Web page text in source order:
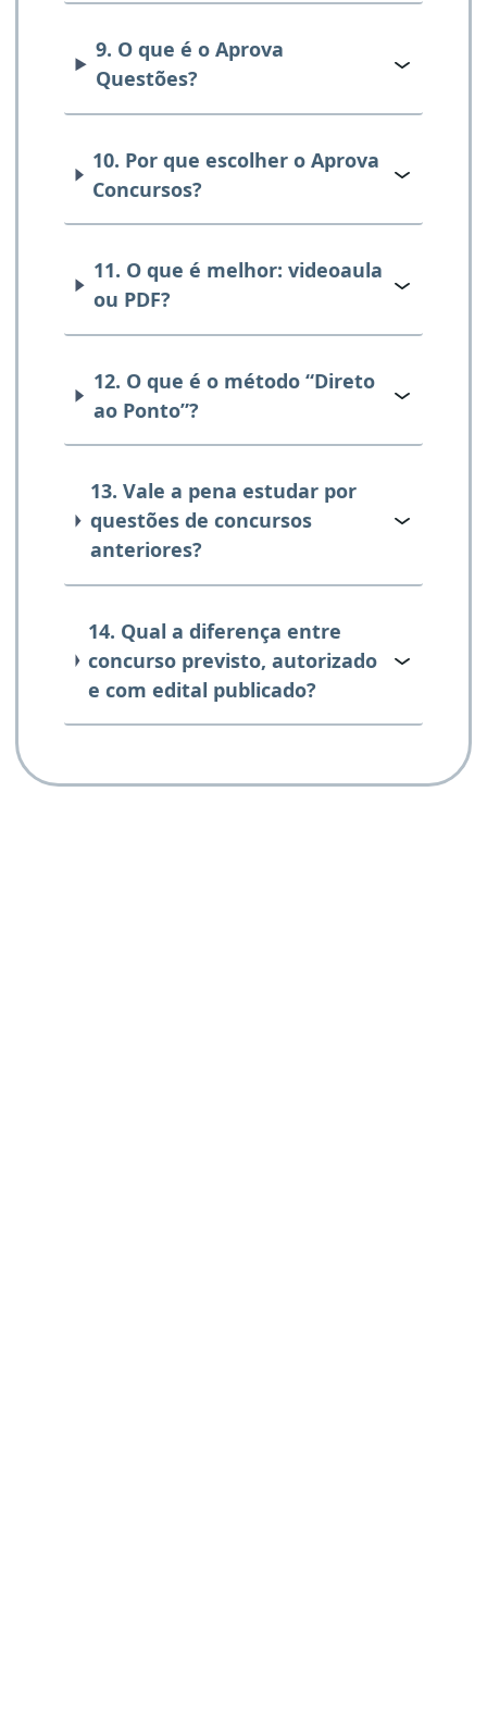
9. O que é o Aprova
Questões?
10. Por que escolher o Aprova
Concursos?
11. O que é melhor: videoaula
ou PDF?
12. O que é o método “Direto
ao Ponto”?
13. Vale a pena estudar por
questões de concursos
anteriores?
14. Qual a diferença entre
concurso previsto, autorizado
e com edital publicado?